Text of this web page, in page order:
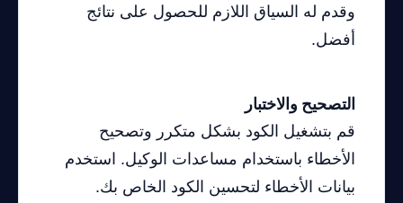
وقدم له السياق اللازم للحصول على نتائج
أفضل.
التصحيح والاختبار
قم بتشغيل الكود بشكل متكرر وتصحيح
الأخطاء باستخدام مساعدات الوكيل. استخدم
بيانات الأخطاء لتحسين الكود الخاص بك.